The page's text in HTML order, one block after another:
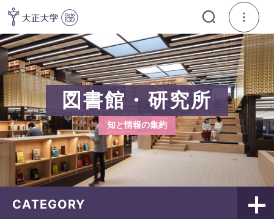
図書館・研究所
知と情報の集約
CATEGORY